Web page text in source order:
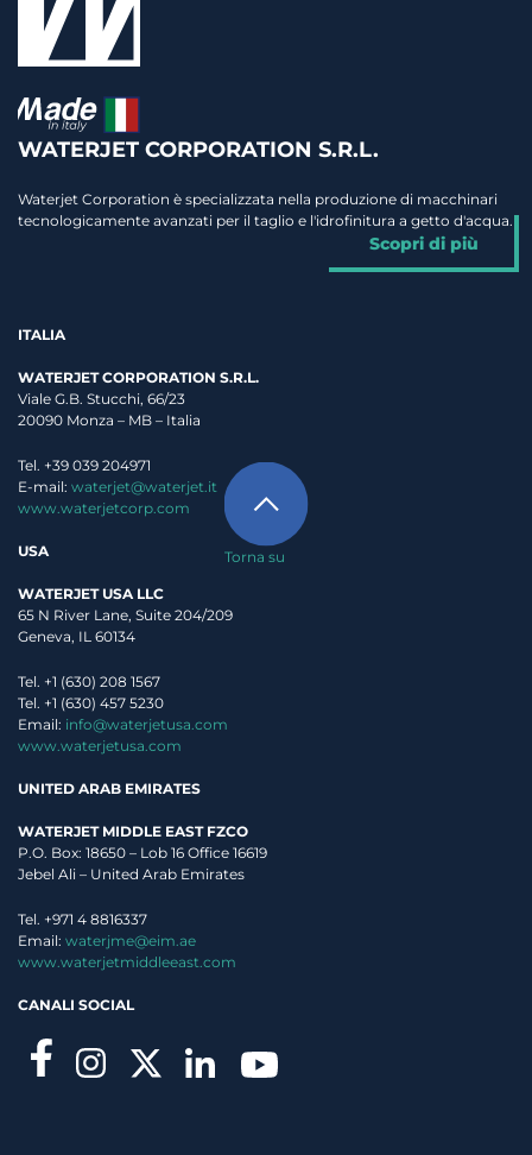
Torna su
WATERJET CORPORATION S.R.L.
Waterjet Corporation è specializzata nella produzione di macchinari
tecnologicamente avanzati per il taglio e l'idrofinitura a getto d'acqua.
Scopri di più
ITALIA
WATERJET CORPORATION S.R.L.
Viale G.B. Stucchi, 66/23
20090 Monza – MB – Italia
Tel. +39 039 204971
E-mail: waterjet@waterjet.it
www.waterjetcorp.com
USA
WATERJET USA LLC
65 N River Lane, Suite 204/209
Geneva, IL 60134
Tel. +1 (630) 208 1567
Tel. +1 (630) 457 5230
Email: info@waterjetusa.com
www.waterjetusa.com
UNITED ARAB EMIRATES
WATERJET MIDDLE EAST FZCO
P.O. Box: 18650 – Lob 16 Office 16619
Jebel Ali – United Arab Emirates
Tel. +971 4 8816337
Email: waterjme@eim.ae
www.waterjetmiddleeast.com
CANALI SOCIAL